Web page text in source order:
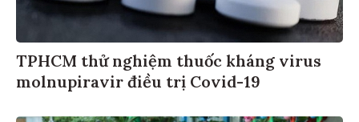
TPHCM thử nghiệm thuốc kháng virus
molnupiravir điều trị Covid-19